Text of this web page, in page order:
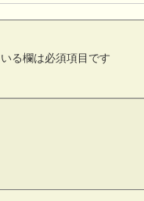
る欄は必須項目です